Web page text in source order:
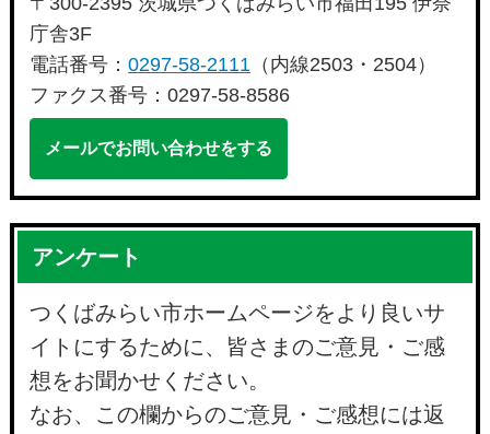
庁舎3F
電話番号：0297-58-2111 （内線2503・2504）
ファクス番号：0297-58-8586
メールでお問い合わせをする
アンケート
つくばみらい市ホームページをより良いサ
イトにするために、皆さまのご意見・ご感
想をお聞かせください。
なお、この欄からのご意見・ご感想には返